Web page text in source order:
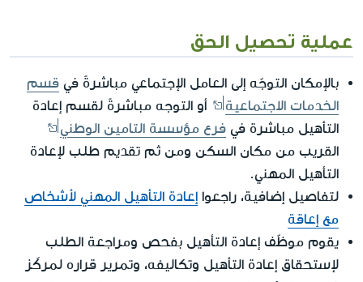
عملية تحصيل الحق
بالإمكان التوجّه إلى العامل الإجتماعي مباشرةً في قسم
الخدمات الاجتماعية
أو التوجه مباشرةً لقسم إعادة
التأهيل مباشرة في فرع مؤسسة التامين الوطني
القريب من مكان السكن ومن ثم تقديم طلب لإعادة
التأهيل المهني.
لتفاصيل إضافية، راجعوا إعادة التأهيل المهني لأشخاص
مع إعاقة
يقوم موظّف إعادة التأهيل بفحص ومراجعة الطلب
لإستحقاق إعادة التأهيل وتكاليفه، وتمرير قراره لمركّز